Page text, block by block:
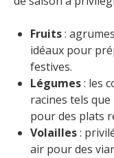
Fruits:
idéaux pour
festives.
Légumes: les
racines tels
pour des plats
Volailles:
air pour des